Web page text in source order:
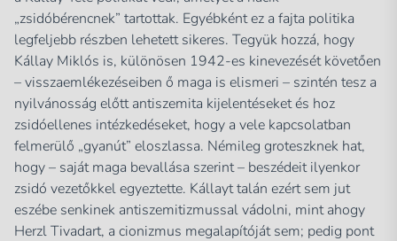
„zsidóbérencnek” tartottak. Egyébként ez a fajta politika
legfeljebb részben lehetett sikeres. Tegyük hozzá, hogy
Kállay Miklós is, különösen 1942-es kinevezését követően
– visszaemlékezéseiben ő maga is elismeri – szintén tesz a
nyilvánosság előtt antiszemita kijelentéseket és hoz
zsidóellenes intézkedéseket, hogy a vele kapcsolatban
felmerülő „gyanút” eloszlassa. Némileg groteszknek hat,
hogy – saját maga bevallása szerint – beszédeit ilyenkor
zsidó vezetőkkel egyeztette. Kállayt talán ezért sem jut
eszébe senkinek antiszemitizmussal vádolni, mint ahogy
Herzl Tivadart, a cionizmus megalapítóját sem; pedig pont